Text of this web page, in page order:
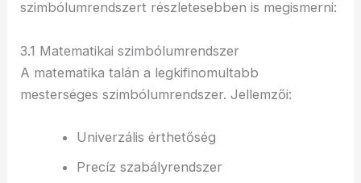
szimbólumrendszert részletesebben is megismerni:
3.1 Matematikai szimbólumrendszer
A matematika talán a legkifinomultabb
mesterséges szimbólumrendszer. Jellemzői:
Univerzális érthetőség
Precíz szabályrendszer